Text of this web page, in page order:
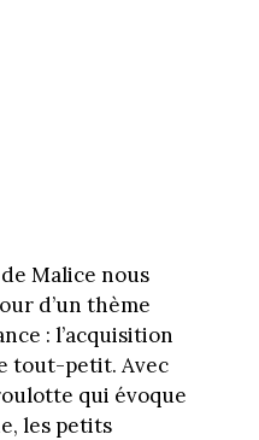
Malice nous
d’un thème
: l’acquisition
tout-petit. Avec
qui évoque
les petits